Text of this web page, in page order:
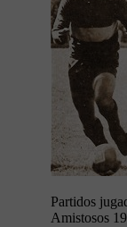
Partidos
Amistosos